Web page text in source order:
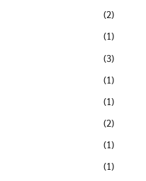
(2)
(1)
(3)
(1)
(1)
(2)
(1)
(1)